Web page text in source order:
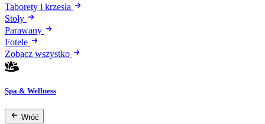
Taborety i krzesła
Stoły
Parawany
Fotele
Zobacz wszystko
Spa & Wellness
Wróć